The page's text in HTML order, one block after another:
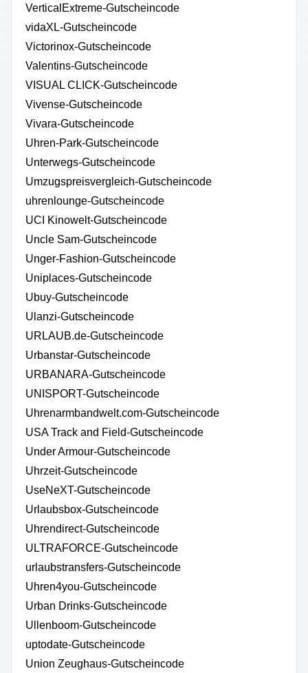
VerticalExtreme-Gutscheincode
vidaXL-Gutscheincode
Victorinox-Gutscheincode
Valentins-Gutscheincode
VISUAL CLICK-Gutscheincode
Vivense-Gutscheincode
Vivara-Gutscheincode
Uhren-Park-Gutscheincode
Unterwegs-Gutscheincode
Umzugspreisvergleich-Gutscheincode
uhrenlounge-Gutscheincode
UCI Kinowelt-Gutscheincode
Uncle Sam-Gutscheincode
Unger-Fashion-Gutscheincode
Uniplaces-Gutscheincode
Ubuy-Gutscheincode
Ulanzi-Gutscheincode
URLAUB.de-Gutscheincode
Urbanstar-Gutscheincode
URBANARA-Gutscheincode
UNISPORT-Gutscheincode
Uhrenarmbandwelt.com-Gutscheincode
USA Track and Field-Gutscheincode
Under Armour-Gutscheincode
Uhrzeit-Gutscheincode
UseNeXT-Gutscheincode
Urlaubsbox-Gutscheincode
Uhrendirect-Gutscheincode
ULTRAFORCE-Gutscheincode
urlaubstransfers-Gutscheincode
Uhren4you-Gutscheincode
Urban Drinks-Gutscheincode
Ullenboom-Gutscheincode
uptodate-Gutscheincode
Union Zeughaus-Gutscheincode